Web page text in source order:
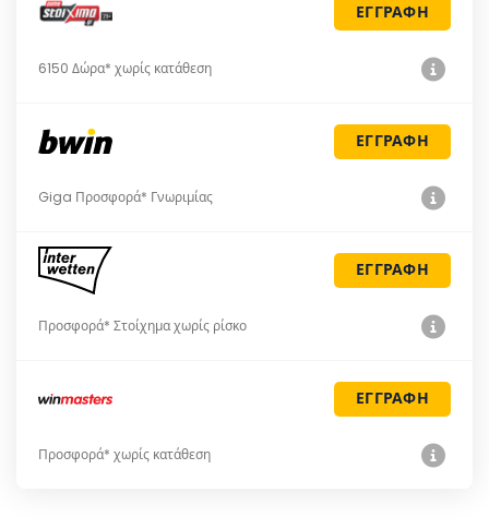
ΕΓΓΡΑΦΗ
6150 Δώρα* χωρίς κατάθεση
ΕΓΓΡΑΦΗ
Giga Προσφορά* Γνωριμίας
ΕΓΓΡΑΦΗ
Προσφορά* Στοίχημα χωρίς ρίσκο
ΕΓΓΡΑΦΗ
Προσφορά* χωρίς κατάθεση